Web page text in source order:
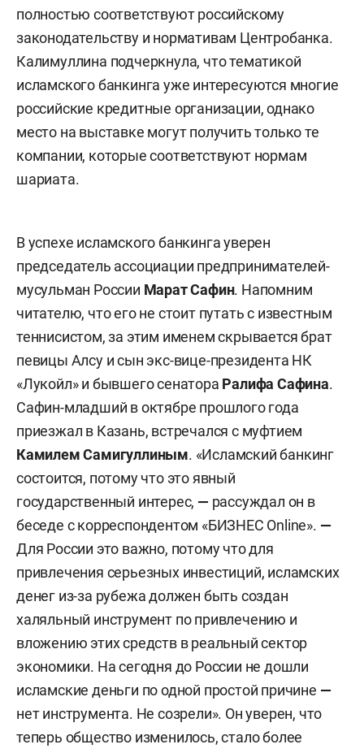
полностью соответствуют российскому
законодательству и нормативам Центробанка.
Калимуллина подчеркнула, что тематикой
исламского банкинга уже интересуются многие
российские кредитные организации, однако
место на выставке могут получить только те
компании, которые соответствуют нормам
шариата.
В успехе исламского банкинга уверен
председатель ассоциации предпринимателей-
мусульман России Марат Сафин. Напомним
читателю, что его не стоит путать с известным
теннисистом, за этим именем скрывается брат
певицы Алсу и сын экс-вице-президента НК
«Лукойл» и бывшего сенатора Ралифа Сафина.
Сафин-младший в октябре прошлого года
приезжал в Казань, встречался с муфтием
Камилем Самигуллиным. «Исламский банкинг
состоится, потому что это явный
государственный интерес, — рассуждал он в
беседе с корреспондентом «БИЗНЕС Online». —
Для России это важно, потому что для
привлечения серьезных инвестиций, исламских
денег из-за рубежа должен быть создан
халяльный инструмент по привлечению и
вложению этих средств в реальный сектор
экономики. На сегодня до России не дошли
исламские деньги по одной простой причине —
нет инструмента. Не созрели». Он уверен, что
теперь общество изменилось, стало более